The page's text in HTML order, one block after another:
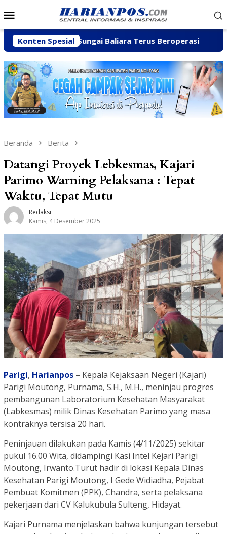
ke
Mobile
Konten Spesial
C di Sungai Baliara Terus Beroperasi Arpan Sahar
Beranda Berita
Datangi Proyek Lebkesmas, Kajari
Parimo Warning Pelaksana : Tepat
Waktu, Tepat Mutu
Redaksi
Kamis, 4 Desember 2025
Parigi, Harianpos – Kepala Kejaksaan Negeri (Kajari)
Parigi Moutong, Purnama, S.H., M.H., meninjau progres
pembangunan Laboratorium Kesehatan Masyarakat
(Labkesmas) milik Dinas Kesehatan Parimo yang masa
kontraknya tersisa 20 hari.
Peninjauan dilakukan pada Kamis (4/11/2025) sekitar
pukul 16.00 Wita, didampingi Kasi Intel Kejari Parigi
Moutong, Irwanto.Turut hadir di lokasi Kepala Dinas
Kesehatan Parigi Moutong, I Gede Widiadha, Pejabat
Pembuat Komitmen (PPK), Chandra, serta pelaksana
pekerjaan dari CV Kalukubula Sulteng, Hidayat.
Kajari Purnama menjelaskan bahwa kunjungan tersebut